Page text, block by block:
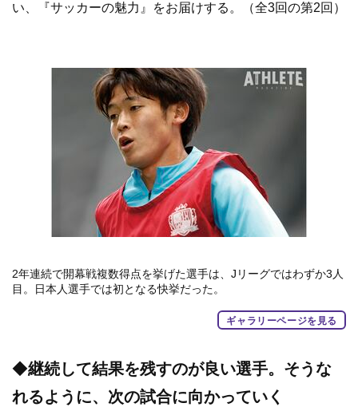
い、『サッカーの魅力』をお届けする。（全3回の第2回）
2年連続で開幕戦複数得点を挙げた選手は、Jリーグではわずか3人
目。日本人選手では初となる快挙だった。
ギャラリーページを見る
◆継続して結果を残すのが良い選手。そうな
れるように、次の試合に向かっていく